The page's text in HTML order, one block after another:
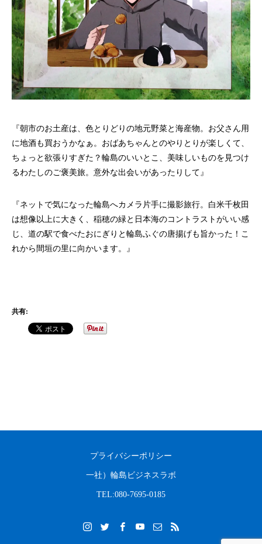
『朝市のお土産は、色とりどりの地元野菜と海産物。お父さん用
に地酒も買おうかなぁ。おばあちゃんとのやりとりが楽しくて、
ちょっと欲張りすぎた？輪島のいいとこ、美味しいものを見つけ
るわたしのご褒美旅。意外な出会いがあったりして』
『ネットで気になった輪島へカメラ片手に撮影旅行。白米千枚田
は想像以上に大きく、稲穂の緑と日本海のコントラストがいい感
じ、道の駅で食べたおにぎりと輪島ふぐの唐揚げも旨かった！こ
れから間垣の里に向かいます。』
共有:
プライバシーポリシー
一社）輪島ビジネスラボ
TEL:080-7695-0185